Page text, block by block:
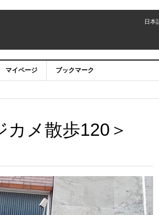
マイページ ブックマーク
メ散歩120＞